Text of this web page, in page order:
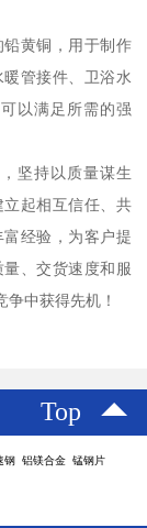
黄铜，用于制作
管接件、卫浴水
以满足所需的强
坚持以质量谋生
起相互信任、共
经验，为客户提
、交货速度和服
中获得先机！
Top
钢 铝镁合金 锰钢片